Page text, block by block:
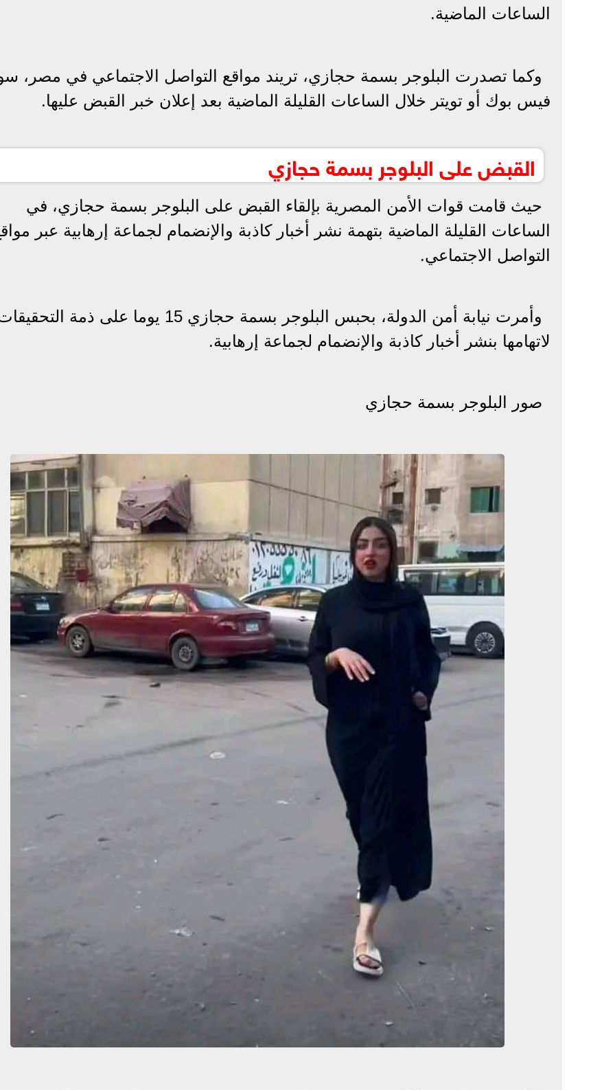
الساعات الماضية.
وكما تصدرت البلوجر بسمة حجازي، تريند مواقع التواصل الاجتماعي في مصر،
فيس بوك أو تويتر خلال الساعات القليلة الماضية بعد إعلان خبر القبض عليها.
القبض على البلوجر بسمة حجازي
حيث قامت قوات الأمن المصرية بإلقاء القبض على البلوجر بسمة حجازي، في
الساعات القليلة الماضية بتهمة نشر أخبار كاذبة والإنضمام لجماعة إرهابية عبر
التواصل الاجتماعي.
وأمرت نيابة أمن الدولة، بحبس البلوجر بسمة حجازي 15 يوما على ذمة
لاتهامها بنشر أخبار كاذبة والإنضمام لجماعة إرهابية.
صور البلوجر بسمة حجازي